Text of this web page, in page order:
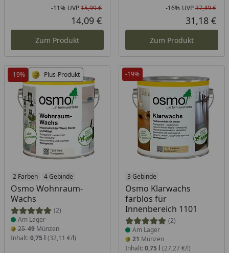
Rabatt in Prozent
-11%
Ursprünglicher Preis
UVP15,99 €
Aktueller Preis
14,09 €
Zum Produkt
-16% UVP37,49 €
31,18 €
Zum Produkt
-19% Plus-Produkt
2 Farben 4 Gebinde
Osmo Wohnraum-
Wachs
(2)
Produkt am Lager
Am Lager
2549 Münzen
Inhalt: 0,75 l (32,11 €/l)
-19%
3 Gebinde
Osmo Klarwachs
farblos für
Innenbereich 1101
(2)
Produkt am Lager
Am Lager
21 Münzen
Inhalt: 0,75 l (27,27 €/l)